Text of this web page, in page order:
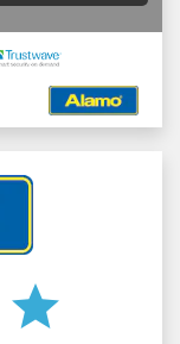
star